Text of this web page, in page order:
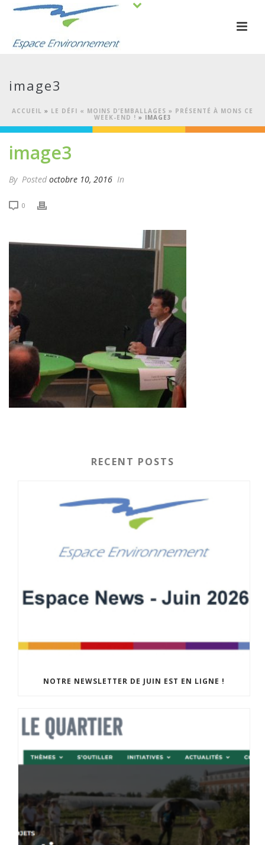
image3
ACCUEIL » LE DÉFI « MOINS D’EMBALLAGES » PRÉSENTÉ À MONS CE
WEEK-END ! » IMAGE3
image3
By Posted octobre 10, 2016 In
0
RECENT POSTS
NOTRE NEWSLETTER DE JUIN EST EN LIGNE !